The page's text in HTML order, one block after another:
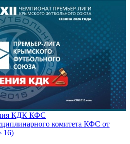
КДК КФС
комитета КФС от
16)